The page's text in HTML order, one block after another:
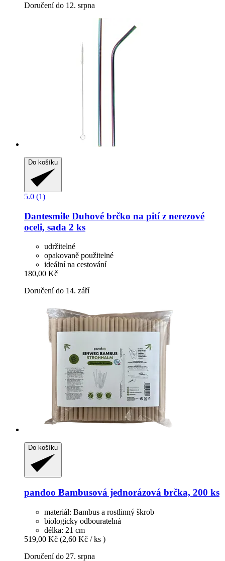
Doručení do 12. srpna
Do košíku
5.0 (1)
Dantesmile Duhové brčko na pití z nerezové
oceli, sada 2 ks
udržitelné
opakovaně použitelné
ideální na cestování
180,00 Kč
Doručení do 14. září
Do košíku
pandoo Bambusová jednorázová brčka, 200 ks
materiál: Bambus a rostlinný škrob
biologicky odbouratelná
délka: 21 cm
519,00 Kč (2,60 Kč / ks )
Doručení do 27. srpna